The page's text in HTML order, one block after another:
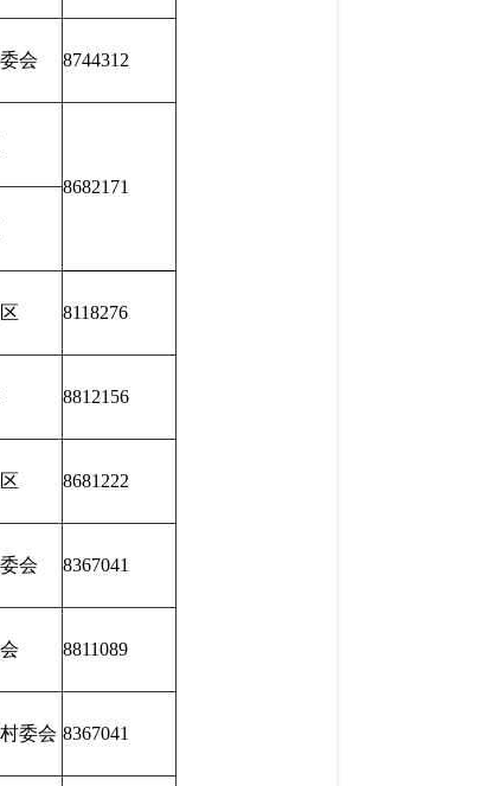
会 8744312
8682171
8118276
8812156
8681222
会 8367041
8811089
委会 8367041